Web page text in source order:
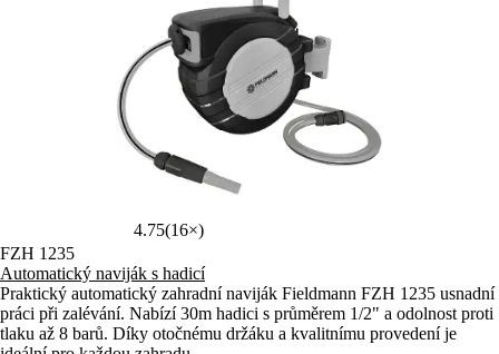
4.75(16×)
FZH 1235
Automatický naviják s hadicí
Praktický automatický zahradní naviják Fieldmann FZH 1235 usnadní
práci při zalévání. Nabízí 30m hadici s průměrem 1/2" a odolnost proti
tlaku až 8 barů. Díky otočnému držáku a kvalitnímu provedení je